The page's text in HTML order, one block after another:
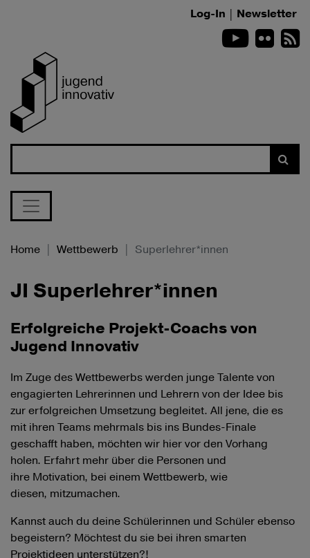
Log-In | Newsletter
Youtube
Flickr
Home Wettbewerb Superlehrer*innen
JI Superlehrer*innen
Erfolgreiche Projekt-Coachs von
Jugend Innovativ
Im Zuge des Wettbewerbs werden junge Talente von
engagierten Lehrerinnen und Lehrern von der Idee bis
zur erfolgreichen Umsetzung begleitet. All jene, die es
mit ihren Teams mehrmals bis ins Bundes-Finale
geschafft haben, möchten wir hier vor den Vorhang
holen. Erfahrt mehr über die Personen und
ihre Motivation, bei einem Wettbewerb, wie
diesen, mitzumachen.
Kannst auch du deine Schülerinnen und Schüler ebenso
begeistern? Möchtest du sie bei ihren smarten
Projektideen unterstützen?!